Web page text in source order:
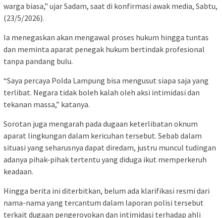
warga biasa,” ujar Sadam, saat di konfirmasi awak media, Sabtu,
(23/5/2026).
Ia menegaskan akan mengawal proses hukum hingga tuntas
dan meminta aparat penegak hukum bertindak profesional
tanpa pandang bulu.
“Saya percaya Polda Lampung bisa mengusut siapa saja yang
terlibat. Negara tidak boleh kalah oleh aksi intimidasi dan
tekanan massa,” katanya.
Sorotan juga mengarah pada dugaan keterlibatan oknum
aparat lingkungan dalam kericuhan tersebut. Sebab dalam
situasi yang seharusnya dapat diredam, justru muncul tudingan
adanya pihak-pihak tertentu yang diduga ikut memperkeruh
keadaan.
Hingga berita ini diterbitkan, belum ada klarifikasi resmi dari
nama-nama yang tercantum dalam laporan polisi tersebut
terkait dugaan pengeroyokan dan intimidasi terhadap ahli